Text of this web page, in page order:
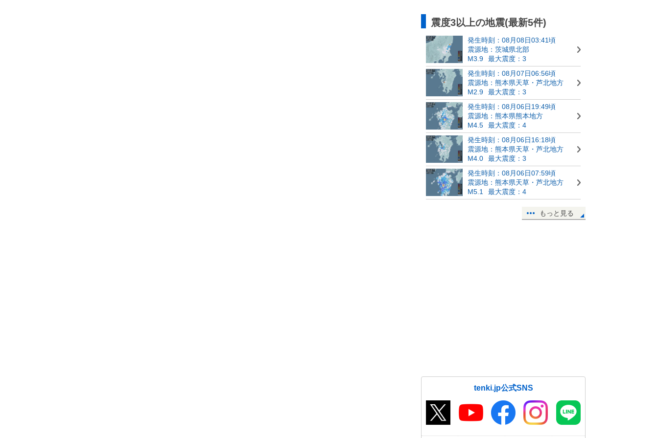
震度3以上の地震(最新5件)
発生時刻：08月08日03:41頃
震源地：茨城県北部
M3.9
最大震度：3
発生時刻：08月07日06:56頃
震源地：熊本県天草・芦北地方
M2.9
最大震度：3
発生時刻：08月06日19:49頃
震源地：熊本県熊本地方
M4.5
最大震度：4
発生時刻：08月06日16:18頃
震源地：熊本県天草・芦北地方
M4.0
最大震度：3
発生時刻：08月06日07:59頃
震源地：熊本県天草・芦北地方
M5.1
最大震度：4
もっと見る
tenki.jp公式SNS